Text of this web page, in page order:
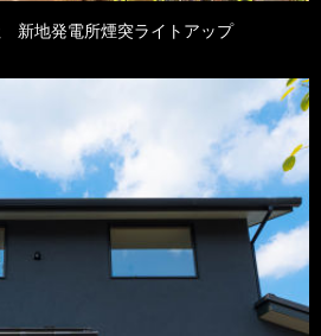
新地発電所煙突ライトアップ